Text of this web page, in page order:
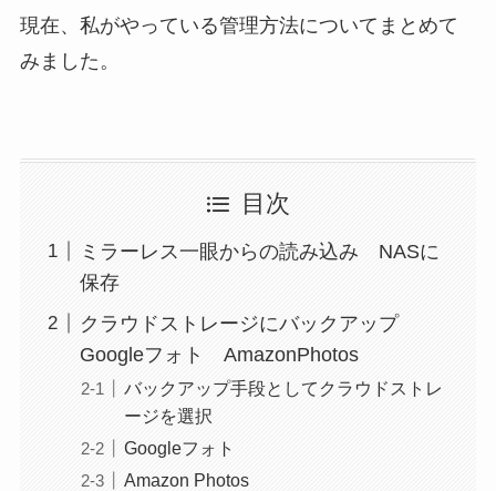
現在、私がやっている管理方法についてまとめて
みました。
目次
ミラーレス一眼からの読み込み NASに
保存
クラウドストレージにバックアップ
Googleフォト AmazonPhotos
バックアップ手段としてクラウドストレ
ージを選択
Googleフォト
Amazon Photos